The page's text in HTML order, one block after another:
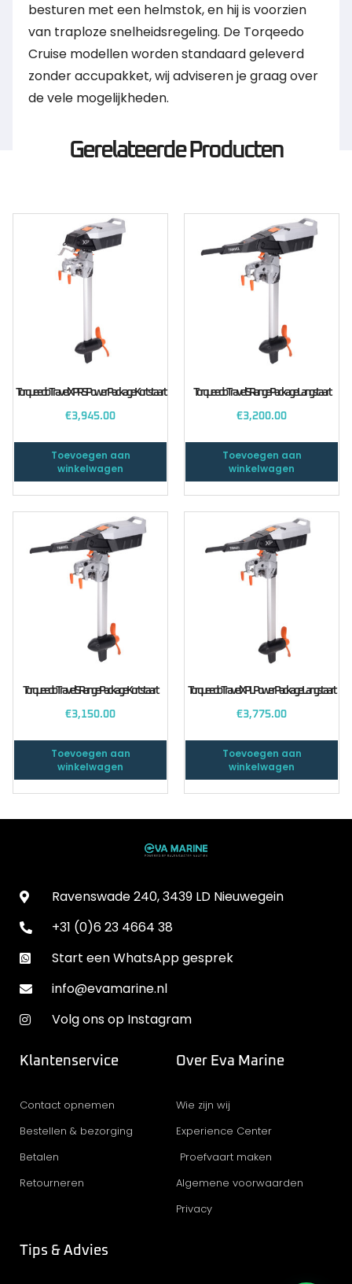
besturen met een helmstok, en hij is voorzien
van traploze snelheidsregeling. De Torqeedo
Cruise modellen worden standaard geleverd
zonder accupakket, wij adviseren je graag over
de vele mogelijkheden.
Gerelateerde Producten
Torqueedo Travel XP RS Power Package Kortstaart
€3,945.00
Toevoegen aan
winkelwagen
Torqueedo Travel S Range Package Langstaart
€3,200.00
Toevoegen aan
winkelwagen
Torqueedo Travel S Range Package Kortstaart
€3,150.00
Toevoegen aan
winkelwagen
Torqueedo Travel XP L Power Package Langstaart
€3,775.00
Toevoegen aan
winkelwagen
Ravenswade 240, 3439 LD Nieuwegein
+31 (0)6 23 4664 38
Start een WhatsApp gesprek
info@evamarine.nl
Volg ons op Instagram
Klantenservice
Contact opnemen
Bestellen & bezorging
Betalen
Retourneren
Over Eva Marine
Wie zijn wij
Experience Center
Proefvaart maken
Algemene voorwaarden
Privacy
Tips & Advies